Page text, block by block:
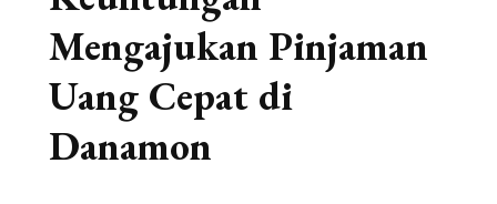
Mengajukan Pinjaman
Uang Cepat di
Danamon